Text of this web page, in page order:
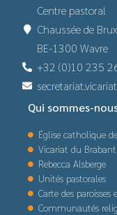
Centre pastoral
Chaussée de
BE-1300 Wavre
+32 (0)10 235
Qui sommes-
Église catholique
Vicariat du
Rebecca Alsberge
Unités pastorales
Carte des paroisses
Communautés